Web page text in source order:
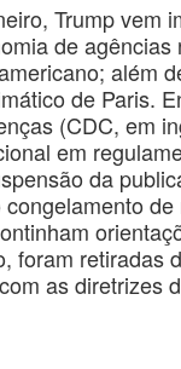
Trump vem
de
além
de Paris.
(CDC, em
em
da
retiradas
as diretrizes